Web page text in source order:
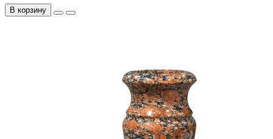
В корзину